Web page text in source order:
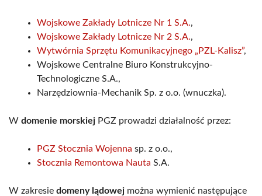
Wojskowe Zakłady Lotnicze Nr 1 S.A.,
Wojskowe Zakłady Lotnicze Nr 2 S.A.,
Wytwórnia Sprzętu Komunikacyjnego „PZL-Kalisz”,
Wojskowe Centralne Biuro Konstrukcyjno-
Technologiczne S.A.,
Narzędziownia-Mechanik Sp. z o.o. (wnuczka).
W domenie morskiej PGZ prowadzi działalność przez:
PGZ Stocznia Wojenna sp. z o.o.,
Stocznia Remontowa Nauta S.A.
W zakresie domeny lądowej można wymienić następujące